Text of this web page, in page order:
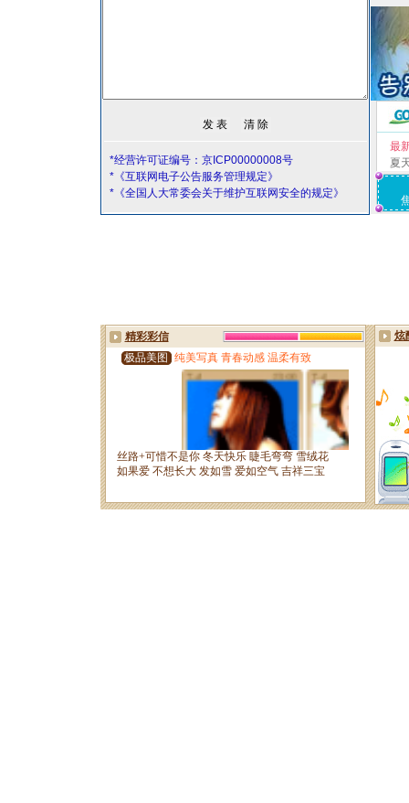
*经营许可证编号：京ICP00000008号
*《互联网电子公告服务管理规定》
*《全国人大常委会关于维护互联网安全的规定》
最
夏